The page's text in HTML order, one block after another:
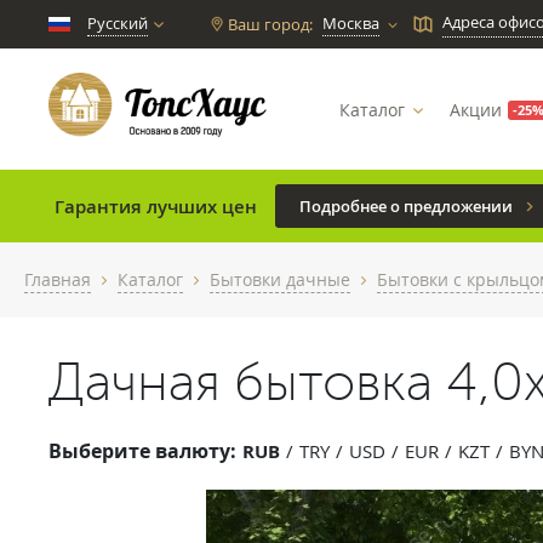
Русский Ваш город: Москва chevron_down Адреса
Каталог Акции -25%
Гарантия лучших цен Подробнее о предложении
Главная chevron_right Каталог chevron_right Бытовки дачные chevron_right Бытовки с
Дачная бытовка
Выберите валюту: RUB TRY USD EUR KZT BYN